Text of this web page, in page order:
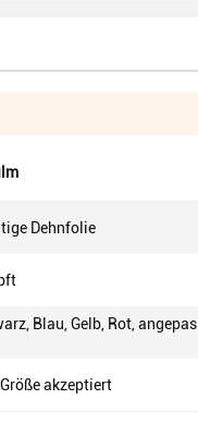
Dehnfolie
Blau, Gelb, Rot, angepas
akzeptiert